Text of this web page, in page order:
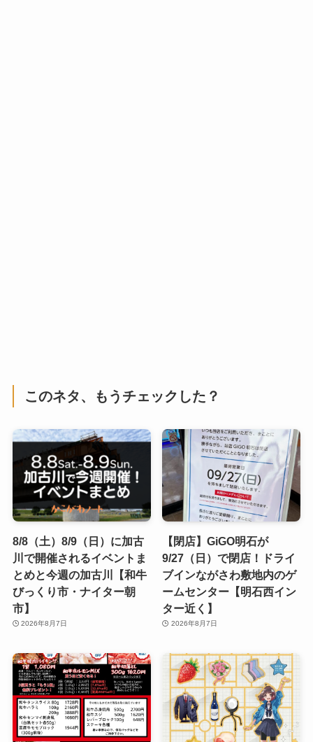
このネタ、もうチェックした？
8/8（土）8/9（日）に加古
川で開催されるイベントま
とめと今週の加古川【和牛
びっくり市・ナイター朝
市】
2026年8月7日
【閉店】GiGO明石が
9/27（日）で閉店！ドライ
ブインながさわ敷地内のゲ
ームセンター【明石西イン
ター近く】
2026年8月7日